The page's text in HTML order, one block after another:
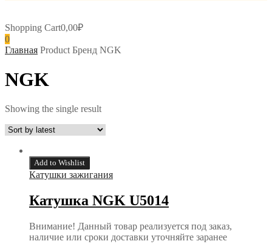
Shopping Cart0,00₽
0
Главная Product Бренд NGK
NGK
Showing the single result
Add to Wishlist
Катушки зажигания
Катушка NGK U5014
Внимание! Данный товар реализуется под заказ,
наличие или сроки доставки уточняйте заранее